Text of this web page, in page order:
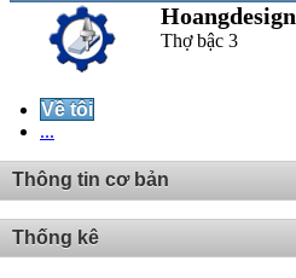
Hoangdesign
Thợ bậc 3
Về tôi
...
Thông tin cơ bản
Thống kê